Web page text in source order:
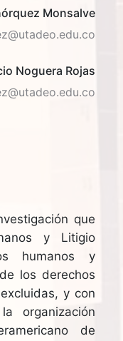
Monsalve
Noguera Rojas
que
y Litigio
humanos y
los derechos
y con
organización
de